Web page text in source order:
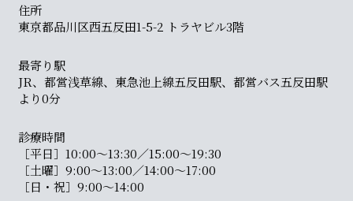
住所
東京都品川区西五反田1-5-2 トラヤビル3階
最寄り駅
JR、都営浅草線、東急池上線五反田駅、都営バス五反田駅
より0分
診療時間
［平日］10:00〜13:30／15:00〜19:30
［土曜］9:00〜13:00／14:00〜17:00
［日・祝］9:00〜14:00